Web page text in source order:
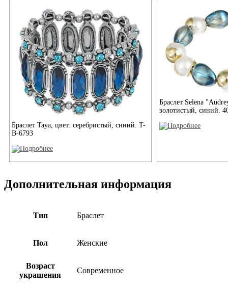
Браслет Taya, цвет: серебристый, синий. T-
B-6793
Браслет Selena
золотистый, синий.
Дополнительная информация
Тип Браслет
Пол Женские
Возраст
украшения
Современное